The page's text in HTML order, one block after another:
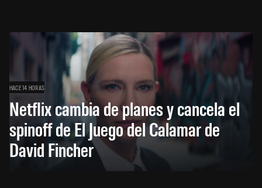
HACE 14 HORAS
Netflix cambia de planes y cancela el
spinoff de El Juego del Calamar de
David Fincher